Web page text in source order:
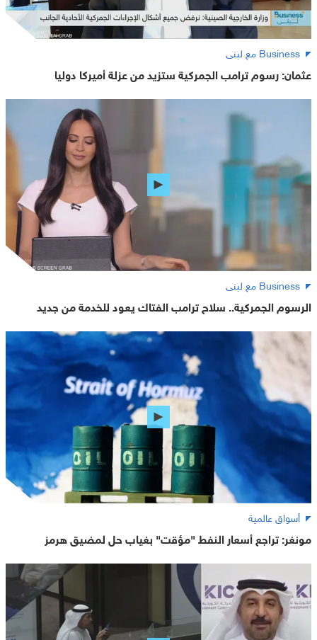
Business مع لبنى
عثمان: رسوم ترامب الجمركية ستزيد من عزلة أميركا دوليا
Business مع لبنى
الرسوم الجمركية.. سلاح ترامب الفتاك يعود للخدمة من جديد
أسواق عالمية
مونغر: تراجع أسعار النفط "مؤقت" بغياب حل لمضيق هرمز